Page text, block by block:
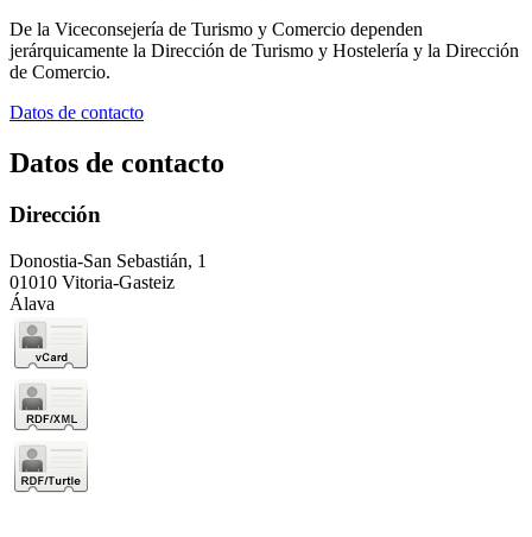
De la Viceconsejería de Turismo y Comercio dependen
jerárquicamente la Dirección de Turismo y Hostelería y la Dirección
de Comercio.
Datos de contacto
Datos de contacto
Dirección
Donostia-San Sebastián, 1
01010 Vitoria-Gasteiz
Álava